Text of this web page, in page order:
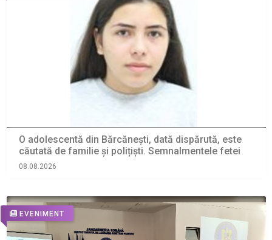
O adolescentă din Bărcănești, dată dispărută, este
căutată de familie și polițiști. Semnalmentele fetei
08.08.2026
EVENIMENT